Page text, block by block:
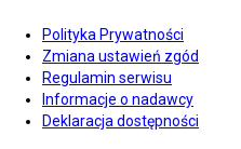
Polityka Prywatności
Zmiana ustawień zgód
Regulamin serwisu
Informacje o nadawcy
Deklaracja dostępności